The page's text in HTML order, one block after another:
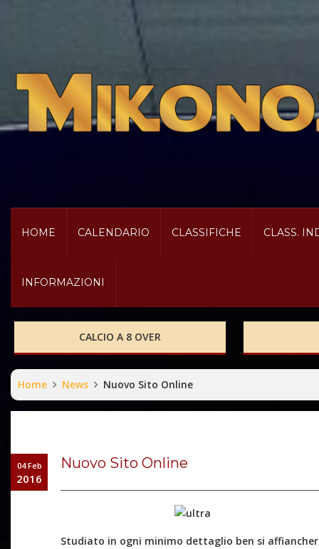
HOME CALENDARIO CLASSIFICHE CLASS.
INFORMAZIONI
CALCIO A 8 OVER
Home News Nuovo Sito Online
04 Feb
2016
Nuovo Sito Online
Studiato in ogni minimo dettaglio ben si